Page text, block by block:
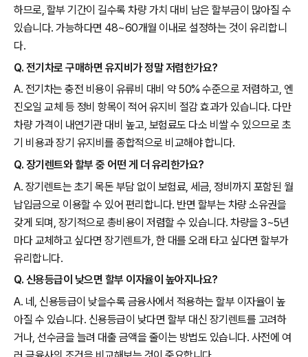
하므로, 할부 기간이 길수록 차량 가치 대비 남은 할부금이 많아질 수
있습니다. 가능하다면 48~60개월 이내로 설정하는 것이 유리합니
다.
Q. 전기차로 구매하면 유지비가 정말 저렴한가요?
A. 전기차는 충전 비용이 유류비 대비 약 50% 수준으로 저렴하고, 엔
진오일 교체 등 정비 항목이 적어 유지비 절감 효과가 있습니다. 다만
차량 가격이 내연기관 대비 높고, 보험료도 다소 비쌀 수 있으므로 초
기 비용과 장기 유지비를 종합적으로 비교해야 합니다.
Q. 장기렌트와 할부 중 어떤 게 더 유리한가요?
A. 장기렌트는 초기 목돈 부담 없이 보험료, 세금, 정비까지 포함된 월
납입금으로 이용할 수 있어 편리합니다. 반면 할부는 차량 소유권을
갖게 되며, 장기적으로 총비용이 저렴할 수 있습니다. 차량을 3~5년
마다 교체하고 싶다면 장기렌트가, 한 대를 오래 타고 싶다면 할부가
유리합니다.
Q. 신용등급이 낮으면 할부 이자율이 높아지나요?
A. 네, 신용등급이 낮을수록 금융사에서 적용하는 할부 이자율이 높
아질 수 있습니다. 신용등급이 낮다면 할부 대신 장기렌트를 고려하
거나, 선수금을 늘려 대출 금액을 줄이는 방법도 있습니다. 사전에 여